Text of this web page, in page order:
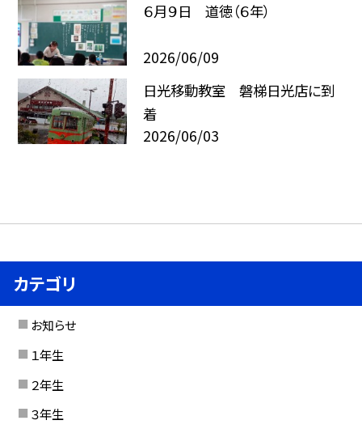
６月９日 道徳（６年）
2026/06/09
日光移動教室 磐梯日光店に到
着
2026/06/03
カテゴリ
お知らせ
１年生
２年生
３年生